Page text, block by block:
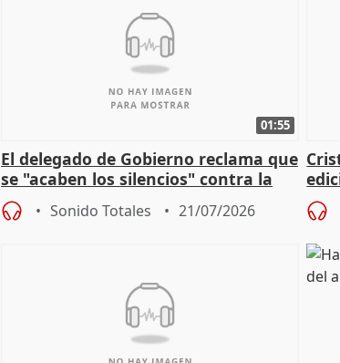
01:55
El delegado de Gobierno reclama que
se "acaben los silencios" contra la
violencia de género
Sonido Totales 21/07/2026